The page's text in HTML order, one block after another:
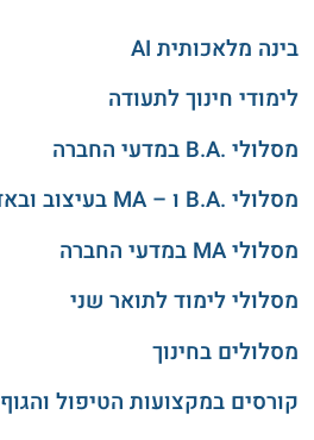
בינה מלאכותית AI
לימודי חינוך לתעודה
מסלולי .B.A במדעי החברה
מסלולי .B.A ו – MA בעיצוב ובאדריכלות
מסלולי MA במדעי החברה
מסלולי לימוד לתואר שני
מסלולים בחינוך
קורסים במקצועות הטיפול והגוף